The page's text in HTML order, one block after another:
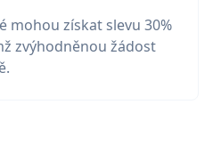
mohou získat slevu 30%
zvýhodněnou žádost